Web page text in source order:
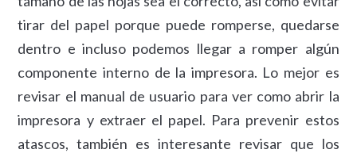
tirar del papel porque puede romperse, quedarse
dentro e incluso podemos llegar a romper algún
componente interno de la impresora. Lo mejor es
revisar el manual de usuario para ver como abrir la
impresora y extraer el papel. Para prevenir estos
atascos, también es interesante revisar que los